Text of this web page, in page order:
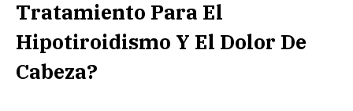
Tratamiento Para El
Hipotiroidismo Y El Dolor De
Cabeza?